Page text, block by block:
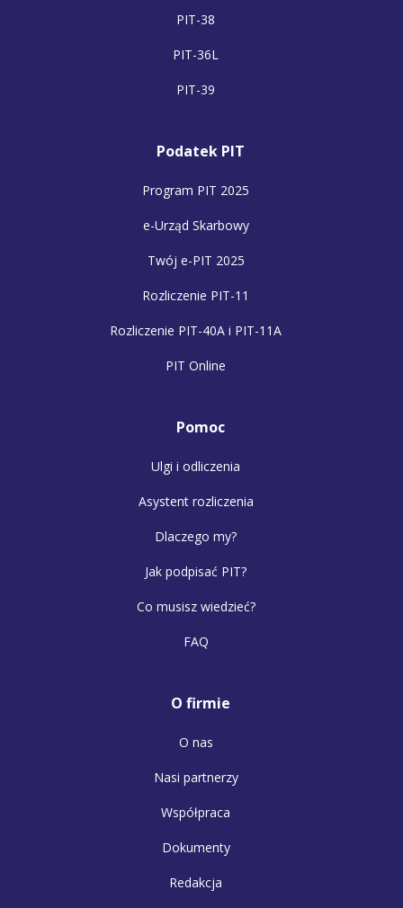
PIT-38
PIT-36L
PIT-39
Podatek PIT
Program PIT 2025
e-Urząd Skarbowy
Twój e-PIT 2025
Rozliczenie PIT-11
Rozliczenie PIT-40A i PIT-11A
PIT Online
Pomoc
Ulgi i odliczenia
Asystent rozliczenia
Dlaczego my?
Jak podpisać PIT?
Co musisz wiedzieć?
FAQ
O firmie
O nas
Nasi partnerzy
Współpraca
Dokumenty
Redakcja